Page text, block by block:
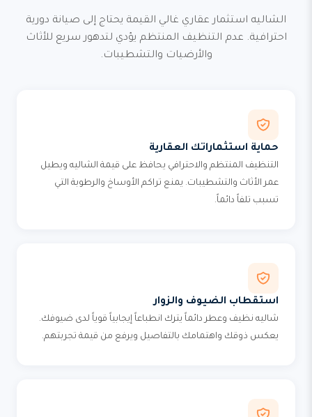
الشاليه استثمار عقاري غالي القيمة يحتاج إلى صيانة دورية
احترافية. عدم التنظيف المنتظم يؤدي لتدهور سريع للأثاث
والأرضيات والتشطيبات.
حماية استثماراتك العقارية
التنظيف المنتظم والاحترافي يحافظ على قيمة الشاليه ويطيل
عمر الأثاث والتشطيبات. يمنع تراكم الأوساخ والرطوبة التي
تسبب تلفاً دائماً.
استقطاب الضيوف والزوار
شاليه نظيف وعطر دائماً يترك انطباعاً إيجابياً قوياً لدى ضيوفك.
يعكس ذوقك واهتمامك بالتفاصيل ويرفع من قيمة تجربتهم.